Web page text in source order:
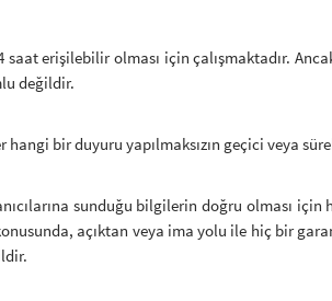
saat erişilebilir olması için çalışmaktadır.
değildir.
hangi bir duyuru yapılmaksızın geçici veya
sunduğu bilgilerin doğru olması
açıktan veya ima yolu ile hiç bir